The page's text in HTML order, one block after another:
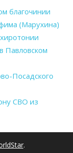
благочинии
(Марухина)
Павловском
Посадского
СВО из
.